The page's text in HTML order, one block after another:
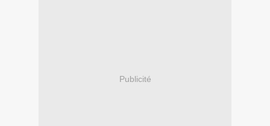
Publicité